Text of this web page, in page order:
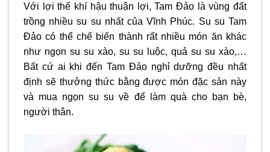
Với lợi thế khí hậu thuận lợi, Tam Đảo là vùng đất
trồng nhiều su su nhất của Vĩnh Phúc. Su su Tam
Đảo có thể chế biến thành rất nhiều món ăn khác
như ngọn su su xào, su su luộc, quả su su xào,…
Bất cứ ai khi đến Tam Đảo nghỉ dưỡng đều nhất
định sẽ thưởng thức bằng được món đặc sản này
và mua ngọn su su về để làm quà cho bạn bè,
người thân.